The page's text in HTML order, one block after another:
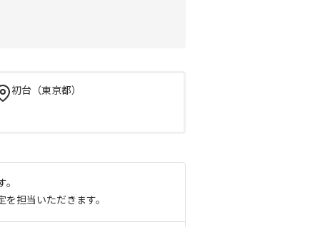
初台（東京都）
担当いただきます。